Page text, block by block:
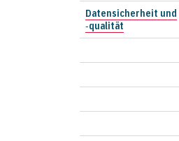
Datensicherheit und
‑qualität